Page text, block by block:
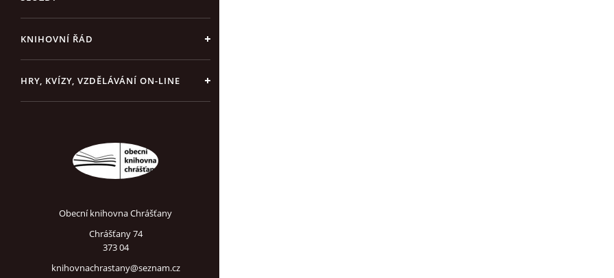
KNIHOVNÍ ŘÁD
HRY, KVÍZY, VZDĚLÁVÁNÍ ON-LINE
Obecní knihovna Chrášťany
Chrášťany 74
373 04
knihovnachrastany@seznam.cz